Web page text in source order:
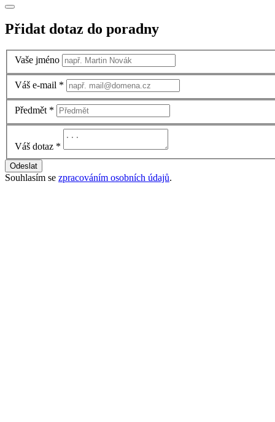
Přidat dotaz do poradny
Vaše jméno
Váš e-mail *
Předmět *
Váš dotaz *
Odeslat
Souhlasím se zpracováním osobních údajů.